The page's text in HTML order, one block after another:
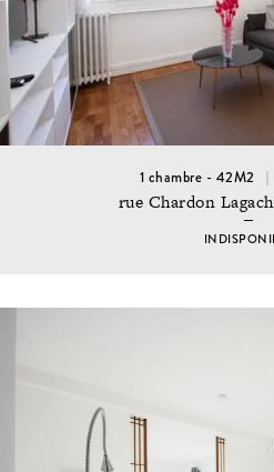
1 chambre - 42M2
rue Chardon